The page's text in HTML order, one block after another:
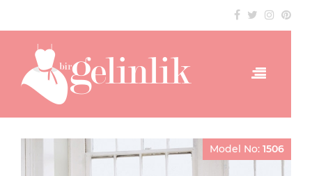
Model No: 1506